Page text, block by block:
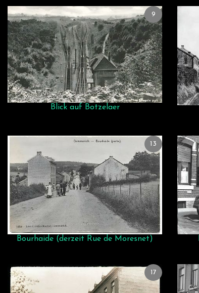
Blick auf Botzelaer
9
Bourhaide (derzeit Rue de Moresnet)
13
17